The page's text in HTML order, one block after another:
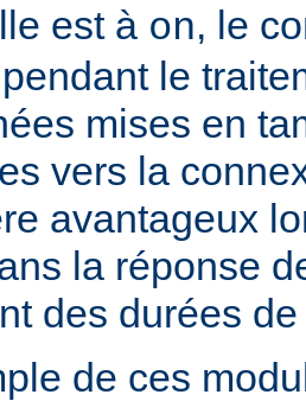
est à on, le
le
mises en
vers la
avantageux
la réponse
des durées
de ces